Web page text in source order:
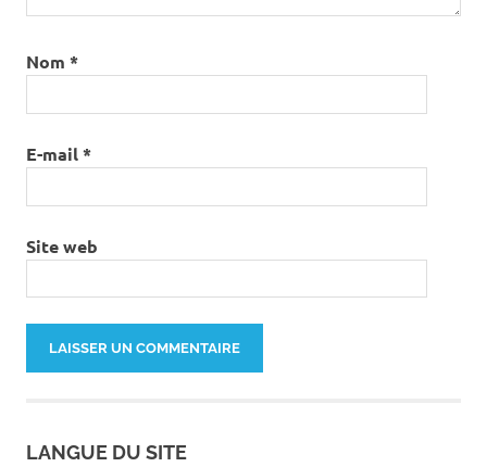
Nom *
E-mail*
Site web
LANGUE DU SITE